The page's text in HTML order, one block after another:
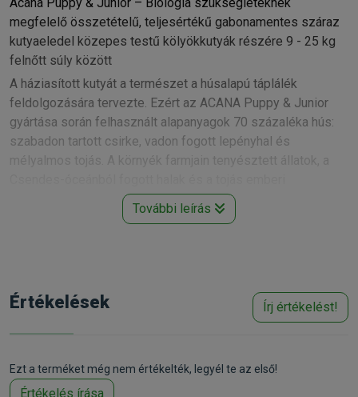
Acana Puppy & Junior – Biológia szükségleteknek
megfelelő összetételű, teljesértékű gabonamentes száraz
kutyaeledel közepes testű kölyökkutyák részére 9 - 25 kg
felnőtt súly között
A háziasított kutyát a természet a húsalapú táplálék
feldolgozására tervezte. Ezért az ACANA Puppy & Junior
gyártása során felhasznált alapanyagok 70 százaléka hús:
szabadon tartott csirke, vadon fogott lepényhal és
mélyalmos tojás. A környék farmjain tenyésztett állatok, a
fogyasztásra alkalmasak.
Ezért az Acana Puppy & Junior tele van a környező
farmokról származó szabadon tartott csirkével és
fogott lepényhallal. A húsok naponta frissen érkeznek az
EgészPréda™ arányainak megfelelően.
További leírás
Értékelések Írj értékelést!
Ezt a terméket még nem értékelték, legyél te az első!
Értékelés írása